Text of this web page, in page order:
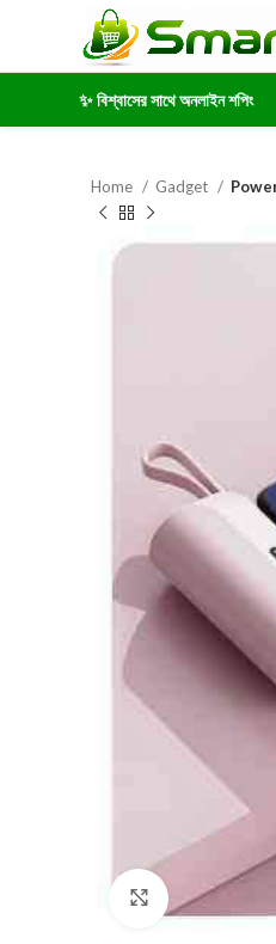
✨ বিশ্বাসের সাথে অনলাইন শপিং
Home Gadget
Click to enlarge